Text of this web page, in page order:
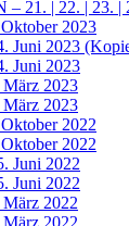
21. | 22. | 23. |
2023
Juni 2023
Juni 2023
März 2023
März 2023
2022
2022
Juni 2022
Juni 2022
2022
2022